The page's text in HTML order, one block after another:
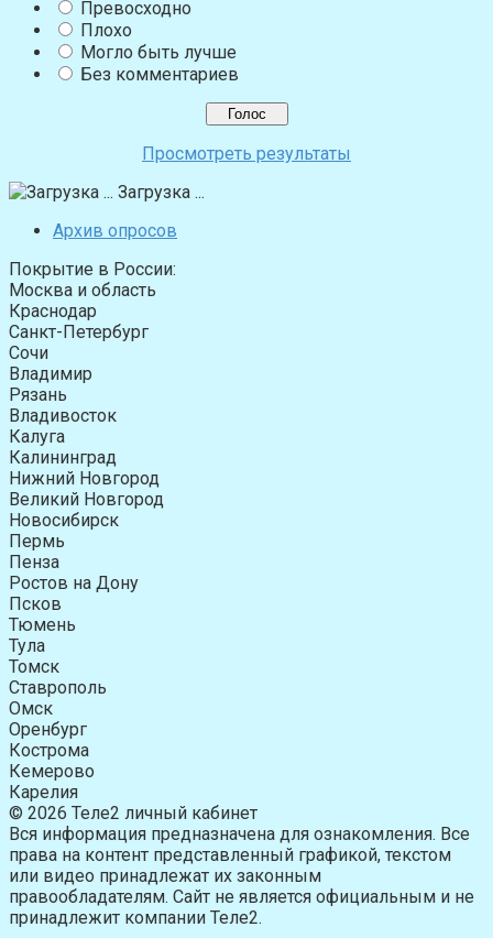
Превосходно
Плохо
Могло быть лучше
Без комментариев
Просмотреть результаты
Загрузка ...
Архив опросов
Покрытие в России:
Москва и область
Краснодар
Санкт-Петербург
Сочи
Владимир
Рязань
Владивосток
Калуга
Калининград
Нижний Новгород
Великий Новгород
Новосибирск
Пермь
Пенза
Ростов на Дону
Псков
Тюмень
Тула
Томск
Ставрополь
Омск
Оренбург
Кострома
Кемерово
Карелия
© 2026 Теле2 личный кабинет
Вся информация предназначена для ознакомления. Все
права на контент представленный графикой, текстом
или видео принадлежат их законным
правообладателям. Сайт не является официальным и не
принадлежит компании Теле2.